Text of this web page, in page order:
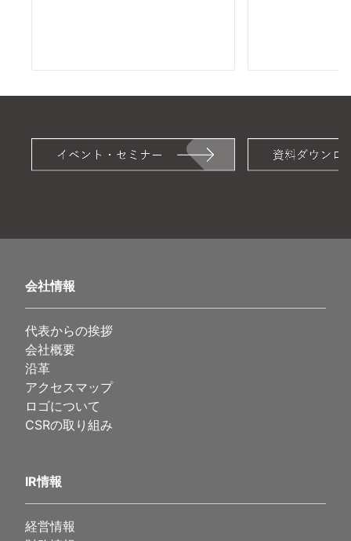
会社情報
代表からの挨拶
会社概要
沿革
アクセスマップ
ロゴについて
CSRの取り組み
IR情報
経営情報